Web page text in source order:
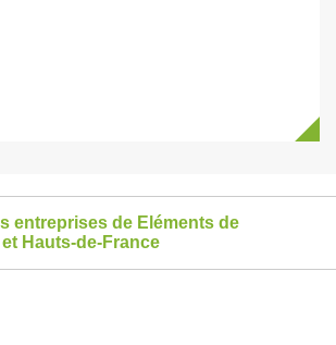
entreprises de Eléments de
Hauts-de-France